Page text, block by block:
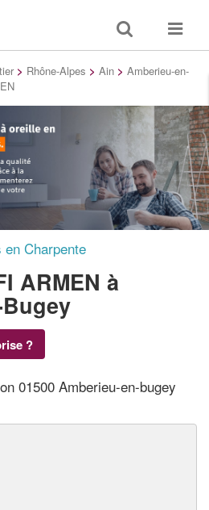
Toggle
search
Toggle
> Rhône-Alpes > Ain > Amberieu-en-
Charpente
ARMEN à
?
01500 Amberieu-en-bugey